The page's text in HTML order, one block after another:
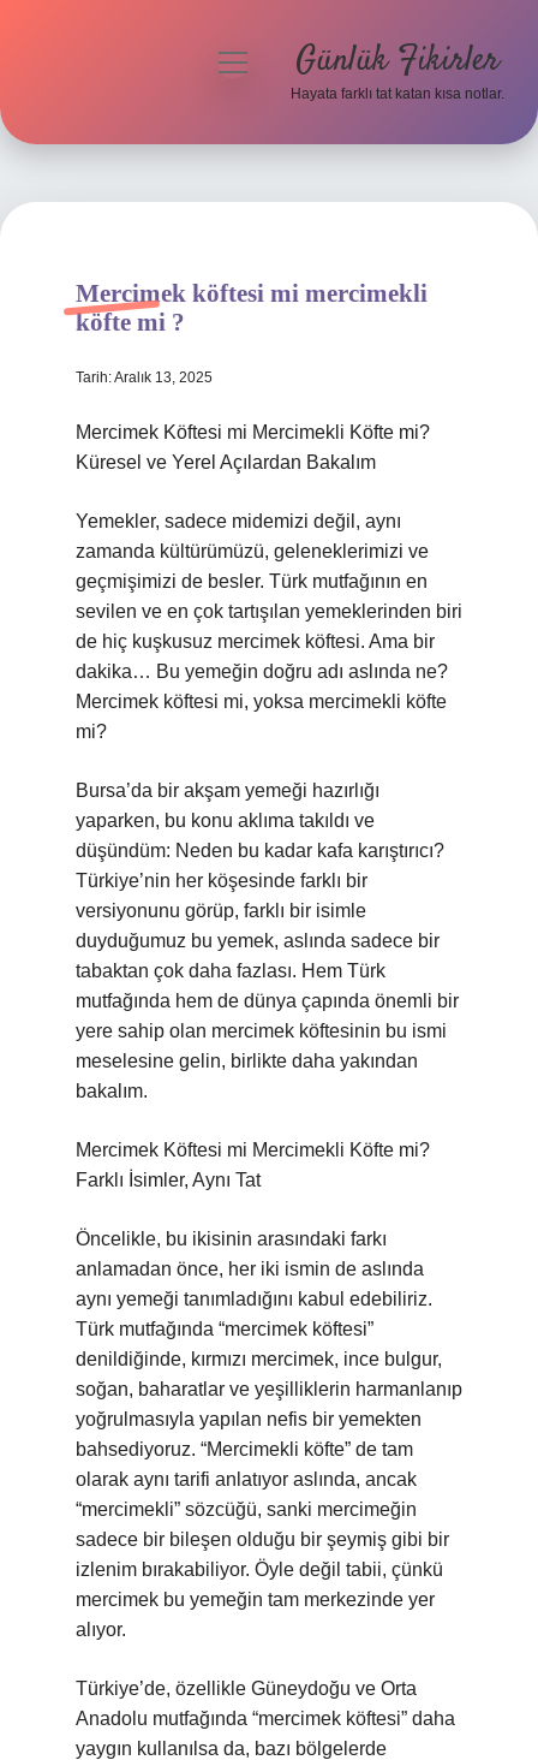
Hakkımızda
menüyü
Günlük Fikirler
Hayata farklı tat katan kısa notlar.
Mercimek köftesi mi mercimekli
köfte mi ?
Tarih: Aralık 13, 2025
Mercimek Köftesi mi Mercimekli Köfte mi?
Küresel ve Yerel Açılardan Bakalım
Yemekler, sadece midemizi değil, aynı
zamanda kültürümüzü, geleneklerimizi ve
geçmişimizi de besler. Türk mutfağının en
sevilen ve en çok tartışılan yemeklerinden biri
de hiç kuşkusuz mercimek köftesi. Ama bir
dakika… Bu yemeğin doğru adı aslında ne?
Mercimek köftesi mi, yoksa mercimekli köfte
mi?
Bursa’da bir akşam yemeği hazırlığı
yaparken, bu konu aklıma takıldı ve
düşündüm: Neden bu kadar kafa karıştırıcı?
Türkiye’nin her köşesinde farklı bir
versiyonunu görüp, farklı bir isimle
duyduğumuz bu yemek, aslında sadece bir
tabaktan çok daha fazlası. Hem Türk
mutfağında hem de dünya çapında önemli bir
yere sahip olan mercimek köftesinin bu ismi
meselesine gelin, birlikte daha yakından
bakalım.
Mercimek Köftesi mi Mercimekli Köfte mi?
Farklı İsimler, Aynı Tat
Öncelikle, bu ikisinin arasındaki farkı
anlamadan önce, her iki ismin de aslında
aynı yemeği tanımladığını kabul edebiliriz.
Türk mutfağında “mercimek köftesi”
denildiğinde, kırmızı mercimek, ince bulgur,
soğan, baharatlar ve yeşilliklerin harmanlanıp
yoğrulmasıyla yapılan nefis bir yemekten
bahsediyoruz. “Mercimekli köfte” de tam
olarak aynı tarifi anlatıyor aslında, ancak
“mercimekli” sözcüğü, sanki mercimeğin
sadece bir bileşen olduğu bir şeymiş gibi bir
izlenim bırakabiliyor. Öyle değil tabii, çünkü
mercimek bu yemeğin tam merkezinde yer
alıyor.
Türkiye’de, özellikle Güneydoğu ve Orta
Anadolu mutfağında “mercimek köftesi” daha
yaygın kullanılsa da, bazı bölgelerde